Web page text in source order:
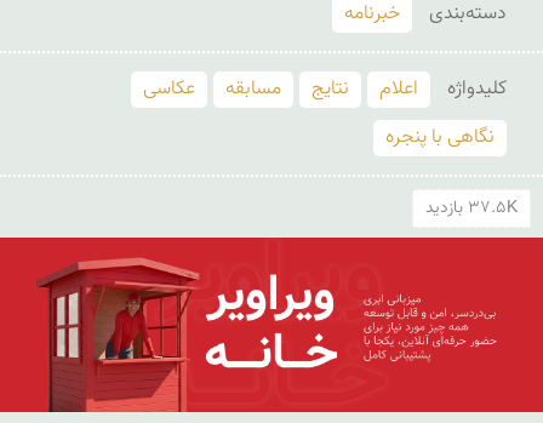
دسته‌بندی خبرنامه
کلید‌واژه اعلام نتایج مسابقه
عکاسی
نگاهی با پنجره
37.5K بازدید